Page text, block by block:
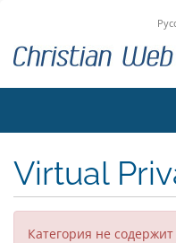
Virtual
Категория не